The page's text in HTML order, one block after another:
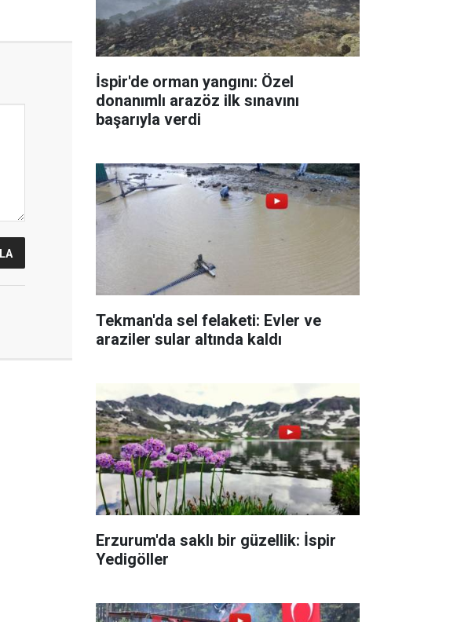
İspir'de orman yangını: Özel
donanımlı arazöz ilk sınavını
başarıyla verdi
Tekman'da sel felaketi: Evler ve
araziler sular altında kaldı
Erzurum'da saklı bir güzellik: İspir
Yedigöller